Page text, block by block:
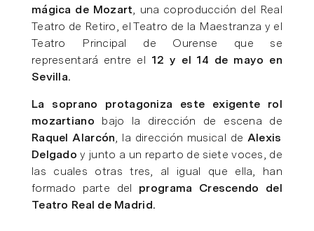
mágica de Mozart, una coproducción del Real
Teatro de Retiro, el Teatro de la Maestranza y el
Teatro Principal de Ourense que se
representará entre el 12 y el 14 de mayo en
Sevilla.
La soprano protagoniza este exigente rol
mozartiano bajo la dirección de escena de
Raquel Alarcón, la dirección musical de Alexis
Delgado y junto a un reparto de siete voces, de
las cuales otras tres, al igual que ella, han
formado parte del programa Crescendo del
Teatro Real de Madrid.